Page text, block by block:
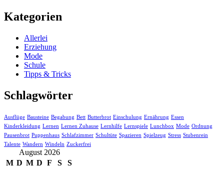
Kategorien
Allerlei
Erziehung
Mode
Schule
Tipps & Tricks
Schlagwörter
Ausflüge Bausteine Begabung Bett Butterbrot Einschulung Ernährung Essen
Kinderkleidung Lernen Lernen Zuhause Lernhilfe Lernspiele Lunchbox Mode Ordnung
Pausenbrot Puppenhaus Schlafzimmer Schultüte Spazieren Spielzeug Stress Stubenrein
Talente Wandern Windeln Zuckerfrei
August 2026
M D M D F S
S